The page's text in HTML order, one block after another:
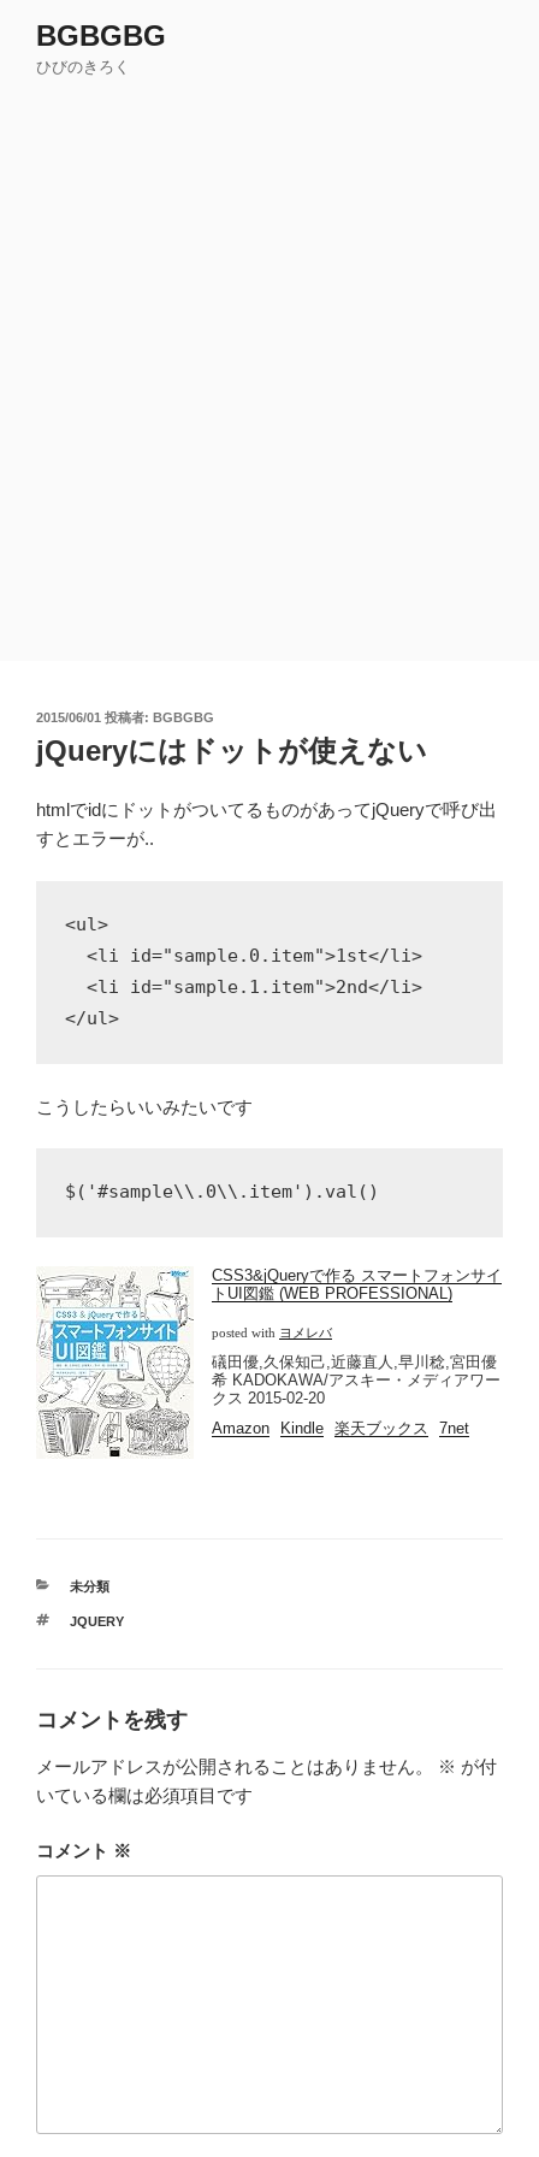
BGBGBG
ひびのきろく
投
稿
日:
2015/06/01 投稿者: BGBGBG
jQueryにはドットが使えない
htmlでidにドットがついてるものがあってjQueryで呼び出
すとエラーが..
<ul>
  <li id="sample.0.item">1st</li>
  <li id="sample.1.item">2nd</li>
こうしたらいいみたいです
CSS3&jQueryで作る スマートフォンサイ
トUI図鑑 (WEB PROFESSIONAL)
posted with ヨメレバ
礒田優,久保知己,近藤直人,早川稔,宮田優
希 KADOKAWA/アスキー・メディアワー
クス 2015-02-20
Amazon
Kindle 楽天ブックス 7net
カ
ゴ
未分類
タ
JQUERY
コメントを残す
メールアドレスが公開されることはありません。 ※ が付
いている欄は必須項目です
コメント ※